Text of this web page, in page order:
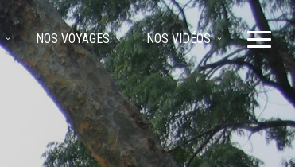
NOS VOYAGES NOS VIDÉOS